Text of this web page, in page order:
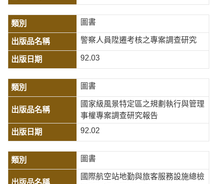
圖書
警察人員陞遷考核之專案調查研究
92.03
圖書
國家級風景特定區之規劃執行與管理
事權專案調查研究報告
92.02
圖書
國際航空站地勤與旅客服務設施總檢